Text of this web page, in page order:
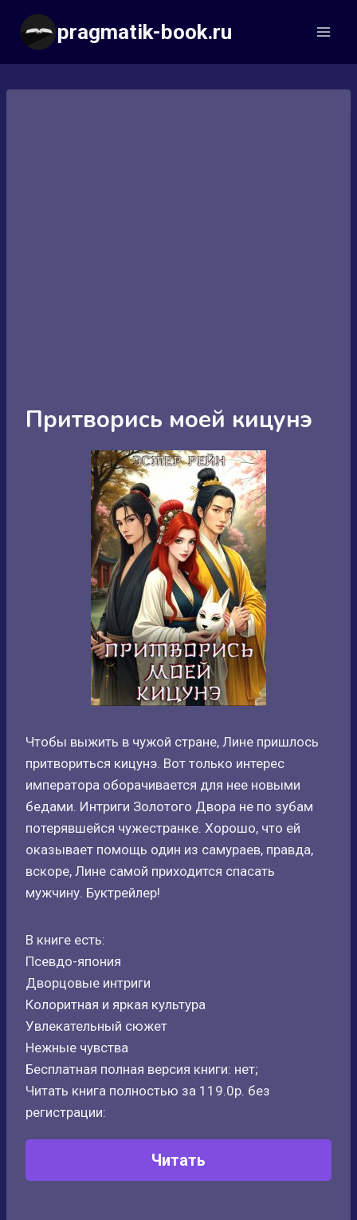
Перейти
содержимому
pragmatik-book.ru
Притворись моей кицунэ
Чтобы выжить в чужой стране, Лине пришлось
притвориться кицунэ. Вот только интерес
императора оборачивается для нее новыми
бедами. Интриги Золотого Двора не по зубам
потерявшейся чужестранке. Хорошо, что ей
оказывает помощь один из самураев, правда,
вскоре, Лине самой приходится спасать
мужчину. Буктрейлер!
В книге есть:
Псевдо-япония
Дворцовые интриги
Колоритная и яркая культура
Увлекательный сюжет
Нежные чувства
Бесплатная полная версия книги: нет;
Читать книга полностью за 119.0р. без
регистрации:
Читать